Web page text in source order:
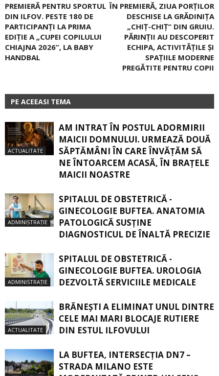
PREMIERĂ PENTRU SPORTUL
DIN ILFOV. PESTE 180 DE
PARTICIPANȚI LA PRIMA
EDIȚIE A „CUPEI COPILULUI
CHIAJNA 2026”, LA BABY
HANDBAL
ÎN PREMIERĂ, ZIUA PORȚILOR
DESCHISE LA GRĂDINIȚA
„CHIȚ-CHIȚ” DIN GRUIU.
PĂRINŢII AU DESCOPERIT
ECHIPA, ACTIVITĂŢILE ȘI
SPAŢIILE MODERNE
PREGĂTITE PENTRU COPII
PE ACEEASI TEMA
ACTUALITATE
AM INTRAT ÎN POSTUL ADORMIRII
MAICII DOMNULUI. URMEAZĂ DOUĂ
SĂPTĂMÂNI ÎN CARE ÎNVĂŢĂM SĂ
NE ÎNTOARCEM ACASĂ, ÎN BRAŢELE
MAICII NOASTRE
ADMINISTRAȚIE
SPITALUL DE OBSTETRICĂ -
GINECOLOGIE BUFTEA. ANATOMIA
PATOLOGICĂ SUSŢINE
DIAGNOSTICUL DE ÎNALTĂ PRECIZIE
ADMINISTRAȚIE
SPITALUL DE OBSTETRICĂ -
GINECOLOGIE BUFTEA. UROLOGIA
DEZVOLTĂ SERVICIILE MEDICALE
ACTUALITATE
BRĂNEȘTI A ELIMINAT UNUL DINTRE
CELE MAI MARI BLOCAJE RUTIERE
DIN ESTUL ILFOVULUI
LA BUFTEA, INTERSECŢIA DN7 –
STRADA MILANO ESTE